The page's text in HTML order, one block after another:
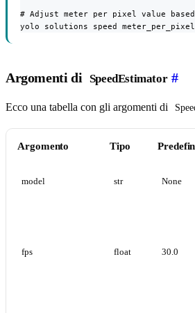
# Adjust meter per pixel value
yolo solutions speed
Argomenti di SpeedEstimator #
Ecco una tabella con gli argomenti di
Argomento Tipo
model str None
fps float 30.0